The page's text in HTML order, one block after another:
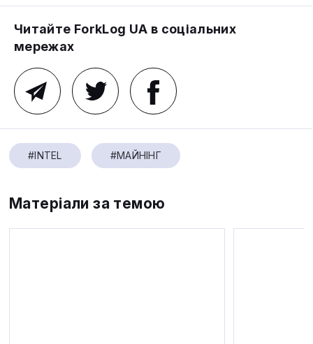
Читайте ForkLog UA в соціальних
мережах
#INTEL #МАЙНІНГ
Матеріали за темою